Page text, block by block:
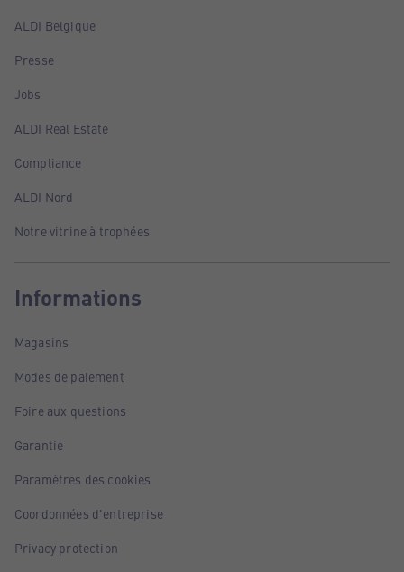
ALDI Belgique
Presse
Jobs
ALDI Real Estate
Compliance
ALDI Nord
Notre vitrine à trophées
Informations
Magasins
Modes de paiement
Foire aux questions
Garantie
Paramètres des cookies
Coordonnées d'entreprise
Privacy protection